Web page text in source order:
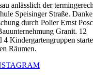
anlässlich der
Speisinger Straße.
durch Polier Ernst
Granit. 12
4 Kindergartengruppen
Räumen.